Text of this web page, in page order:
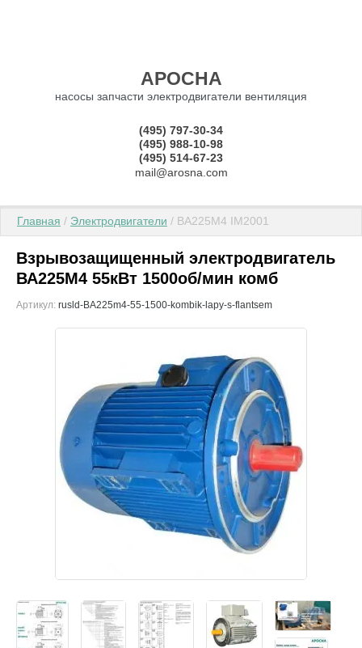
АРОСНА
насосы запчасти электродвигатели вентиляция
(495) 797-30-34
(495) 988-10-98
(495) 514-67-23
mail@arosna.com
Главная / Электродвигатели / ВА225М4 IM2001
Взрывозащищенный электродвигатель
ВА225М4 55кВт 1500об/мин комб
Артикул: rusld-BA225m4-55-1500-kombik-lapy-s-flantsem